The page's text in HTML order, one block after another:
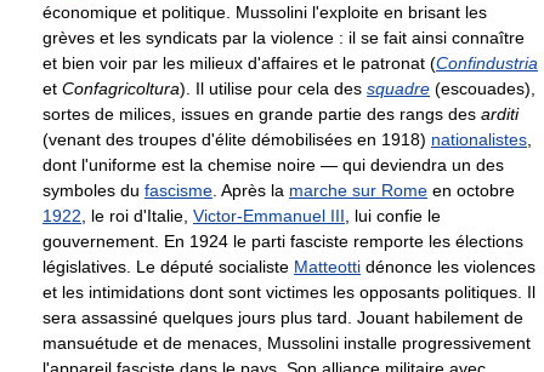
économique et politique. Mussolini l'exploite en brisant les
grèves et les syndicats par la violence : il se fait ainsi connaître
et bien voir par les milieux d'affaires et le patronat (Confindustria
et Confagricoltura). Il utilise pour cela des squadre (escouades),
sortes de milices, issues en grande partie des rangs des arditi
(venant des troupes d'élite démobilisées en 1918) nationalistes
dont l'uniforme est la chemise noire — qui deviendra un des
symboles du fascisme . Après la marche sur Rome en octobre
1922 , le roi d'Italie, Victor-Emmanuel III , lui confie le
gouvernement. En 1924 le parti fasciste remporte les élections
législatives. Le député socialiste Matteotti dénonce les violences
et les intimidations dont sont victimes les opposants politiques. Il
sera assassiné quelques jours plus tard. Jouant habilement de
mansuétude et de menaces, Mussolini installe progressivement
l'appareil fasciste dans le pays. Son alliance militaire avec